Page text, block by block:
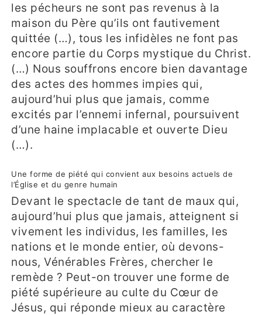
les pécheurs ne sont pas revenus à la
maison du Père qu’ils ont fautivement
quittée (…), tous les infidèles ne font pas
encore partie du Corps mystique du Christ.
(…) Nous souffrons encore bien davantage
des actes des hommes impies qui,
aujourd’hui plus que jamais, comme
excités par l’ennemi infernal, poursuivent
d’une haine implacable et ouverte Dieu
(…).
Une forme de piété qui convient aux besoins actuels de
l’Église et du genre humain
Devant le spectacle de tant de maux qui,
aujourd’hui plus que jamais, atteignent si
vivement les individus, les familles, les
nations et le monde entier, où devons-
nous, Vénérables Frères, chercher le
remède ? Peut-on trouver une forme de
piété supérieure au culte du Cœur de
Jésus, qui réponde mieux au caractère